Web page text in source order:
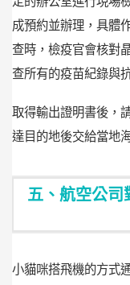
成預約並辦理，具體
查時，檢疫官會核對
查所有的疫苗紀錄與
取得輸出證明書後，
達目的地後交給當地
五、航空公
小貓咪搭飛機的方式